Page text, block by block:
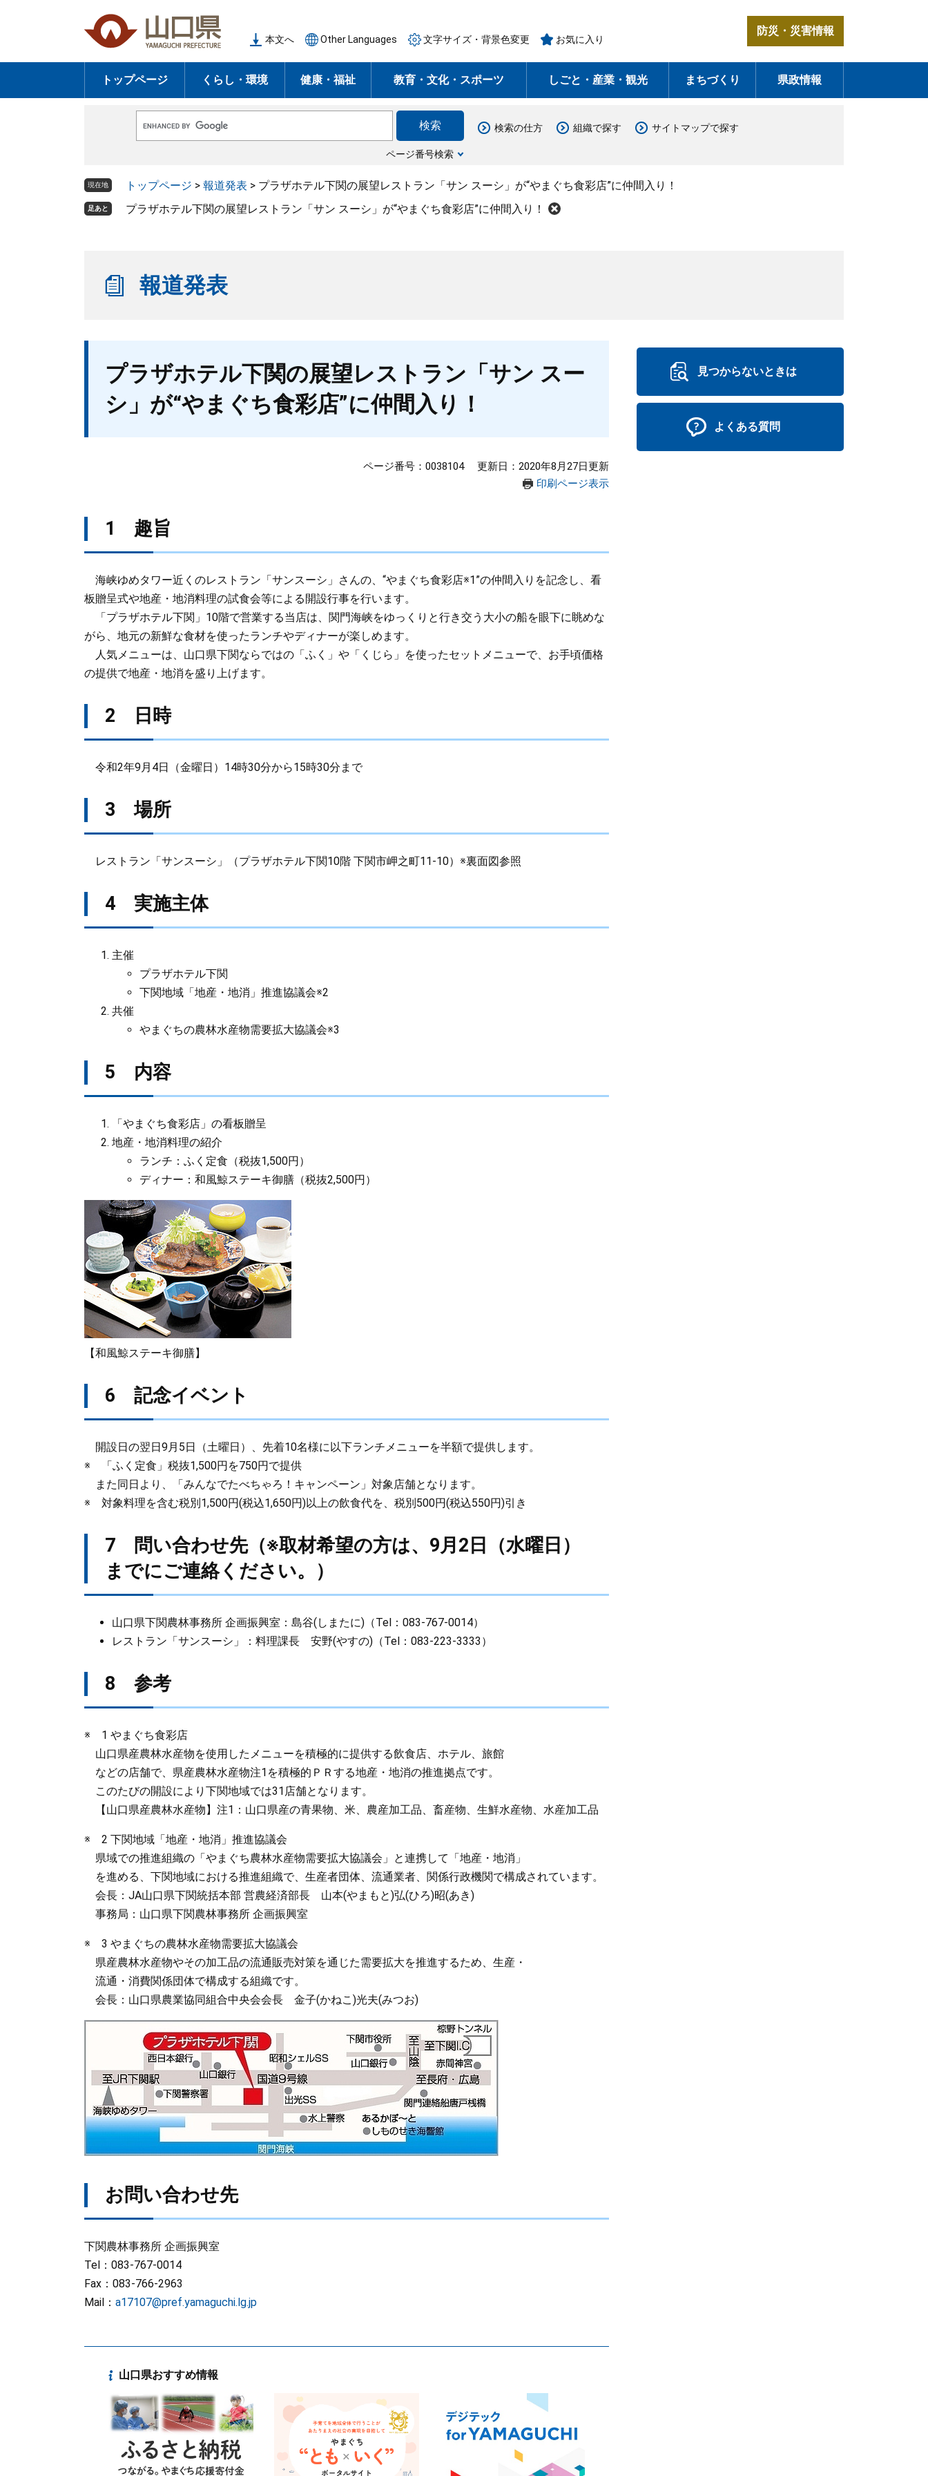
の
頭
ー
飛
本文へ Other Languages 文字サイズ・背景色変更 お気に入り
防災・災害情報
トップページ くらし・環境 健康・福祉 教育・文化・スポーツ しごと・産業・観光 まちづくり 県政情報
o
e
ス
ページ番号検索
検索の仕方 組織で探す サイトマップで探す
現在地 トップページ > 報道発表 > プラザホテル下関の展望レストラン「サン スーシ」が“やまぐち食彩店”に仲間入り！
足あと プラザホテル下関の展望レストラン「サン スーシ」が“やまぐち食彩店”に仲間入り！
報道発表
プラザホテル下関の展望レストラン「サン スー
シ」が“やまぐち食彩店”に仲間入り！
ページ番号：0038104
更新日：2020年8月27日更新
印刷ページ表示
1 趣旨
海峡ゆめタワー近くのレストラン「サンスーシ」さんの、“やまぐち食彩店※1”の仲間入りを記念し、看
板贈呈式や地産・地消料理の試食会等による開設行事を行います。
「プラザホテル下関」10階で営業する当店は、関門海峡をゆっくりと行き交う大小の船を眼下に眺めな
がら、地元の新鮮な食材を使ったランチやディナーが楽しめます。
人気メニューは、山口県下関ならではの「ふく」や「くじら」を使ったセットメニューで、お手頃価格
の提供で地産・地消を盛り上げます。
2 日時
令和2年9月4日（金曜日）14時30分から15時30分まで
3 場所
レストラン「サンスーシ」（プラザホテル下関10階 下関市岬之町11-10）※裏面図参照
4 実施主体
主催
プラザホテル下関
下関地域「地産・地消」推進協議会※2
共催
やまぐちの農林水産物需要拡大協議会※3
5 内容
「やまぐち食彩店」の看板贈呈
地産・地消料理の紹介
ランチ：ふく定食（税抜1,500円）
ディナー：和風鯨ステーキ御膳（税抜2,500円）
【和風鯨ステーキ御膳】
6 記念イベント
開設日の翌日9月5日（土曜日）、先着10名様に以下ランチメニューを半額で提供します。
※ 「ふく定食」税抜1,500円を750円で提供
また同日より、「みんなでたべちゃろ！キャンペーン」対象店舗となります。
※ 対象料理を含む税別1,500円(税込1,650円)以上の飲食代を、税別500円(税込550円)引き
7 問い合わせ先（※取材希望の方は、9月2日（水曜日）
までにご連絡ください。）
山口県下関農林事務所 企画振興室：島谷(しまたに)（Tel：083-767-0014）
レストラン「サンスーシ」：料理課長 安野(やすの)（Tel：083-223-3333）
8 参考
※ 1 やまぐち食彩店
山口県産農林水産物を使用したメニューを積極的に提供する飲食店、ホテル、旅館
などの店舗で、県産農林水産物注1を積極的ＰＲする地産・地消の推進拠点です。
このたびの開設により下関地域では31店舗となります。
【山口県産農林水産物】注1：山口県産の青果物、米、農産加工品、畜産物、生鮮水産物、水産加工品
※ 2 下関地域「地産・地消」推進協議会
県域での推進組織の「やまぐち農林水産物需要拡大協議会」と連携して「地産・地消」
を進める、下関地域における推進組織で、生産者団体、流通業者、関係行政機関で構成されています。
会長：JA山口県下関統括本部 営農経済部長 山本(やまもと)弘(ひろ)昭(あき)
事務局：山口県下関農林事務所 企画振興室
※ 3 やまぐちの農林水産物需要拡大協議会
県産農林水産物やその加工品の流通販売対策を通じた需要拡大を推進するため、生産・
流通・消費関係団体で構成する組織です。
会長：山口県農業協同組合中央会会長 金子(かねこ)光夫(みつお)
お問い合わせ先
下関農林事務所 企画振興室
Tel：083-767-0014
Fax：083-766-2963
Mail： a17107@pref.yamaguchi.lg.jp
山口県おすすめ情報
見つからないときは
よくある質問